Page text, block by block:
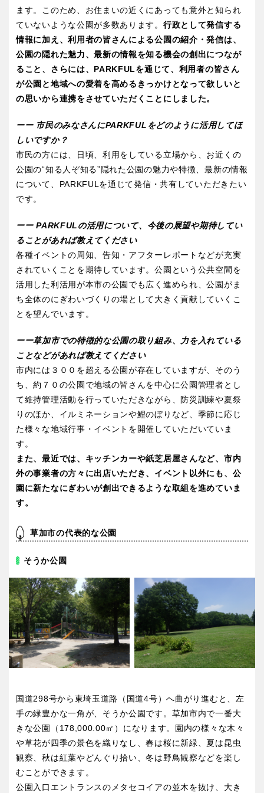
ます。このため、お住まいの近くにあっても意外と知られ
ていないような公園が多数あります。 行政として発信する
情報に加え、利用者の皆さんによる公園の紹介・発信は、
公園の隠れた魅力、最新の情報を知る機会の創出につなが
ること、さらには、PARKFULを通じて、利用者の皆さん
が公園と地域への愛着を高めるきっかけとなって欲しいと
の思いから連携をさせていただくことにしました。
ーー 市民のみなさんにPARKFULをどのように活用してほ
しいですか？
市民の方には、日頃、利用をしている立場から、お近くの
公園の“知る人ぞ知る”隠れた公園の魅力や特徴、最新の情報
について、PARKFULを通じて発信・共有していただきたい
です。
ーー PARKFULの活用について、今後の展望や期待してい
ることがあれば教えてください
各種イベントの周知、告知・アフターレポートなどが充実
されていくことを期待しています。公園という公共空間を
活用した利活用が本市の公園でも広く進められ、公園がま
ち全体のにぎわいづくりの場として大きく貢献していくこ
とを望んでいます。
ーー草加市での特徴的な公園の取り組み、力を入れている
ことなどがあれば教えてください
市内には３００を超える公園が存在していますが、そのう
ち、約７０の公園で地域の皆さんを中心に公園管理者とし
て維持管理活動を行っていただきながら、防災訓練や夏祭
りのほか、イルミネーションや鯉のぼりなど、季節に応じ
た様々な地域行事・イベントを開催していただいていま
す。
また、最近では、キッチンカーや紙芝居屋さんなど、市内
外の事業者の方々に出店いただき、イベント以外にも、公
園に新たなにぎわいが創出できるような取組を進めていま
す。
草加市の代表的な公園
そうか公園
国道298号から東埼玉道路（国道4号）へ曲がり進むと、左
手の緑豊かな一角が、そうか公園です。草加市内で一番大
きな公園（178,000.00㎡）になります。園内の様々な木々
や草花が四季の景色を織りなし、春は桜に新緑、夏は昆虫
観察、秋は紅葉やどんぐり拾い、冬は野鳥観察などを楽し
むことができます。
公園入口エントランスのメタセコイアの並木を抜け、大き